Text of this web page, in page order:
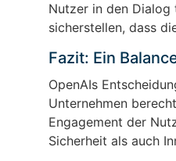
Nutzer in den Dialog
sicherstellen, dass
Fazit: Ein
OpenAIs
Unternehmen
Engagement der
Sicherheit als auch